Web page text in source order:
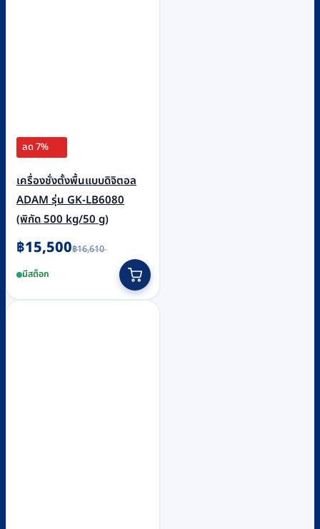
ลด 7%
เครื่องชั่งตั้งพื้นแบบดิจิตอล
ADAM รุ่น GK-LB6080
(พิกัด 500 kg/50 g)
฿16,610
Original
price
was:
฿16,610.
฿15,500
Current
price
is:
฿15,500.
มีสต็อก